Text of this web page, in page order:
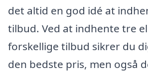
det altid en god idé at
tilbud. Ved at indhente tre
forskellige tilbud sikrer du
den bedste pris, men også